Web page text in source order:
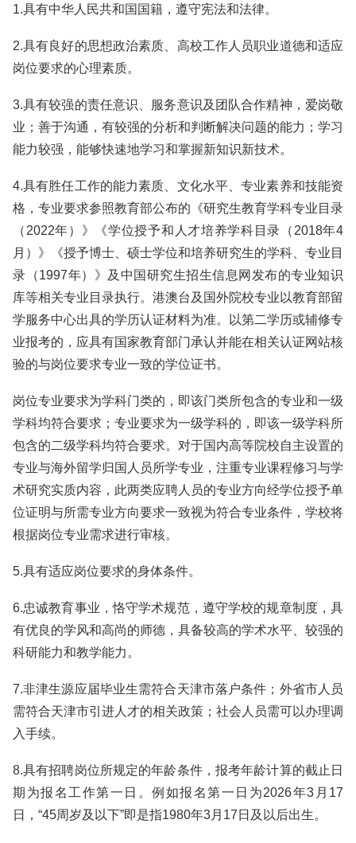
1.具有中华人民共和国国籍，遵守宪法和法律。
2.具有良好的思想政治素质、高校工作人员职业道德和适应
岗位要求的心理素质。
3.具有较强的责任意识、服务意识及团队合作精神，爱岗敬
业；善于沟通，有较强的分析和判断解决问题的能力；学习
能力较强，能够快速地学习和掌握新知识新技术。
4.具有胜任工作的能力素质、文化水平、专业素养和技能资
格，专业要求参照教育部公布的《研究生教育学科专业目录
（2022年）》《学位授予和人才培养学科目录（2018年4
月）》《授予博士、硕士学位和培养研究生的学科、专业目
录（1997年）》及中国研究生招生信息网发布的专业知识
库等相关专业目录执行。港澳台及国外院校专业以教育部留
学服务中心出具的学历认证材料为准。以第二学历或辅修专
业报考的，应具有国家教育部门承认并能在相关认证网站核
验的与岗位要求专业一致的学位证书。
岗位专业要求为学科门类的，即该门类所包含的专业和一级
学科均符合要求；专业要求为一级学科的，即该一级学科所
包含的二级学科均符合要求。对于国内高等院校自主设置的
专业与海外留学归国人员所学专业，注重专业课程修习与学
术研究实质内容，此两类应聘人员的专业方向经学位授予单
位证明与所需专业方向要求一致视为符合专业条件，学校将
根据岗位专业需求进行审核。
5.具有适应岗位要求的身体条件。
6.忠诚教育事业，恪守学术规范，遵守学校的规章制度，具
有优良的学风和高尚的师德，具备较高的学术水平、较强的
科研能力和教学能力。
7.非津生源应届毕业生需符合天津市落户条件；外省市人员
需符合天津市引进人才的相关政策；社会人员需可以办理调
入手续。
8.具有招聘岗位所规定的年龄条件，报考年龄计算的截止日
期为报名工作第一日。例如报名第一日为2026年3月17
日，“45周岁及以下”即是指1980年3月17日及以后出生。